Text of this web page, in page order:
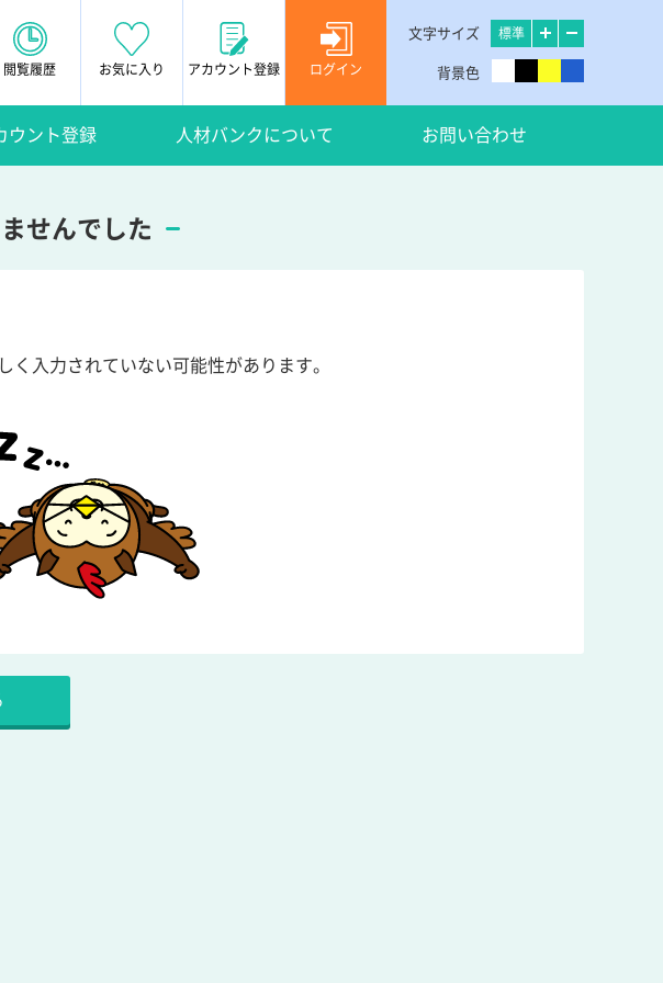
閲覧履歴 お気に入り アカウント登録 ログイン
文字サイズ 標準
背景色
ウント登録 人材バンクについて お問い合わせ
せんでした
く入力されていない可能性があります。